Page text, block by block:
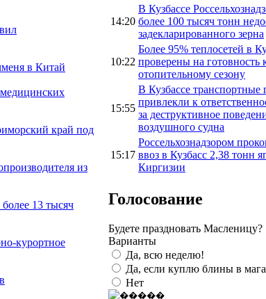
в Китай
медицинских
край под
из
13 тысяч
курортное
14:20
В Кузбассе
более 100 тысяч тонн
задекларированного зерна
10:22
Более 95% теплосетей в
проверены на готовность
отопительному сезону
15:55
В Кузбассе транспортные
привлекли к
за деструктивное
воздушного судна
15:17
Россельхознадзором
ввоз в Кузбасс 2,38 тонн
Киргизии
Голосование
Будете праздновать Масленицу?
Варианты
Да, всю неделю!
Да, если куплю блины в
Нет